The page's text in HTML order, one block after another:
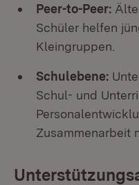
Peer-to-Peer:
Schüler helfen
Kleingruppen.
Schulebene:
Schul- und
Zusammenarbeit